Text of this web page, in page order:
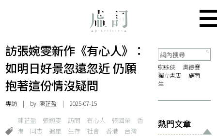
訪張婉雯新作《有心人》：
如明日好景忽遠忽近 仍願
抱著這份情沒疑問
專訪 | by 陳芷盈 | 2025-07-15
陳芷盈 張婉雯 訪問 有心人 張國榮
香
港
同志 追星 生存 社會 香港
台灣
蜘蛛俠
奧德賽
獨立書店
施南
生
熱門文章